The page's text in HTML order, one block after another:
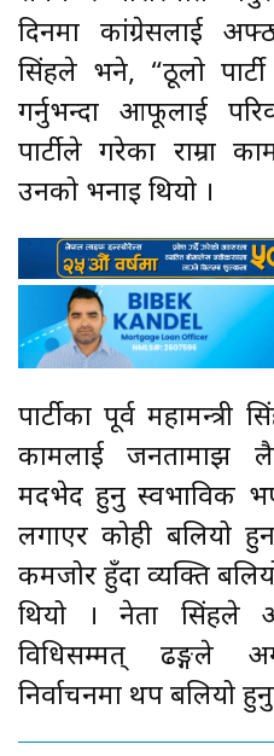
दिनमा कांग्रेसलाई
सिंहले भने, “ठूलो
गर्नुभन्दा आफूलाई
पार्टीले गरेका राम्रा
उनको भनाइ थियो ।
पार्टीका पूर्व महामन्त्री
कामलाई जनतामाझ
मदभेद हुनु स्वभाविक
लगाएर कोही बलियो
कमजोर हुँदा व्यक्ति
थियो । नेता सिंहले
विधिसम्मत् ढङ्गले
निर्वाचनमा थप बलियो